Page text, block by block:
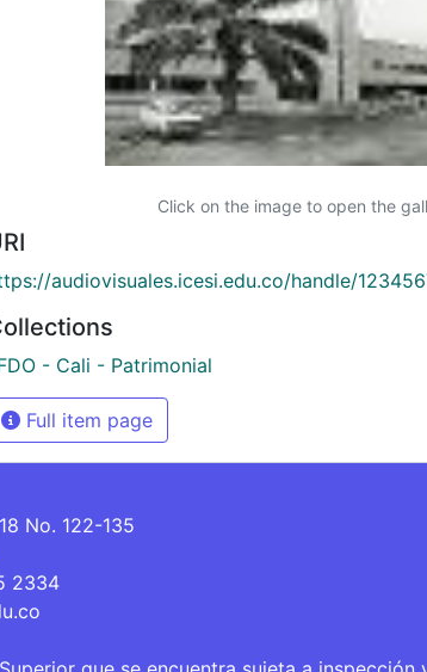
Click on the image to open the
audiovisuales.icesi.edu.co/handle/
- Cali - Patrimonial
Full item page
No. 122-135
2334